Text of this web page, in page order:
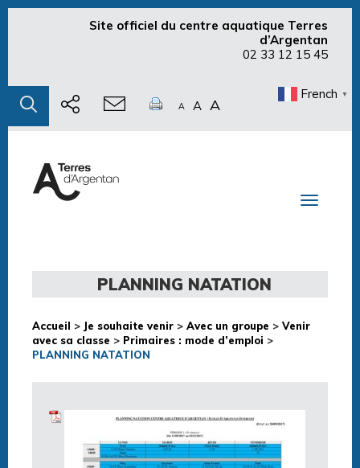
Site officiel du centre aquatique Terres
d’Argentan
02 33 12 15 45
A A A
French ▼
Toggle
PLANNING NATATION
Accueil > Je souhaite venir > Avec un groupe > Venir
avec sa classe > Primaires : mode d’emploi >
PLANNING NATATION